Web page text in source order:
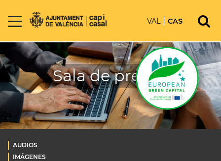
VAL CAS
Sala de prensa
AUDIOS
IMÁGENES